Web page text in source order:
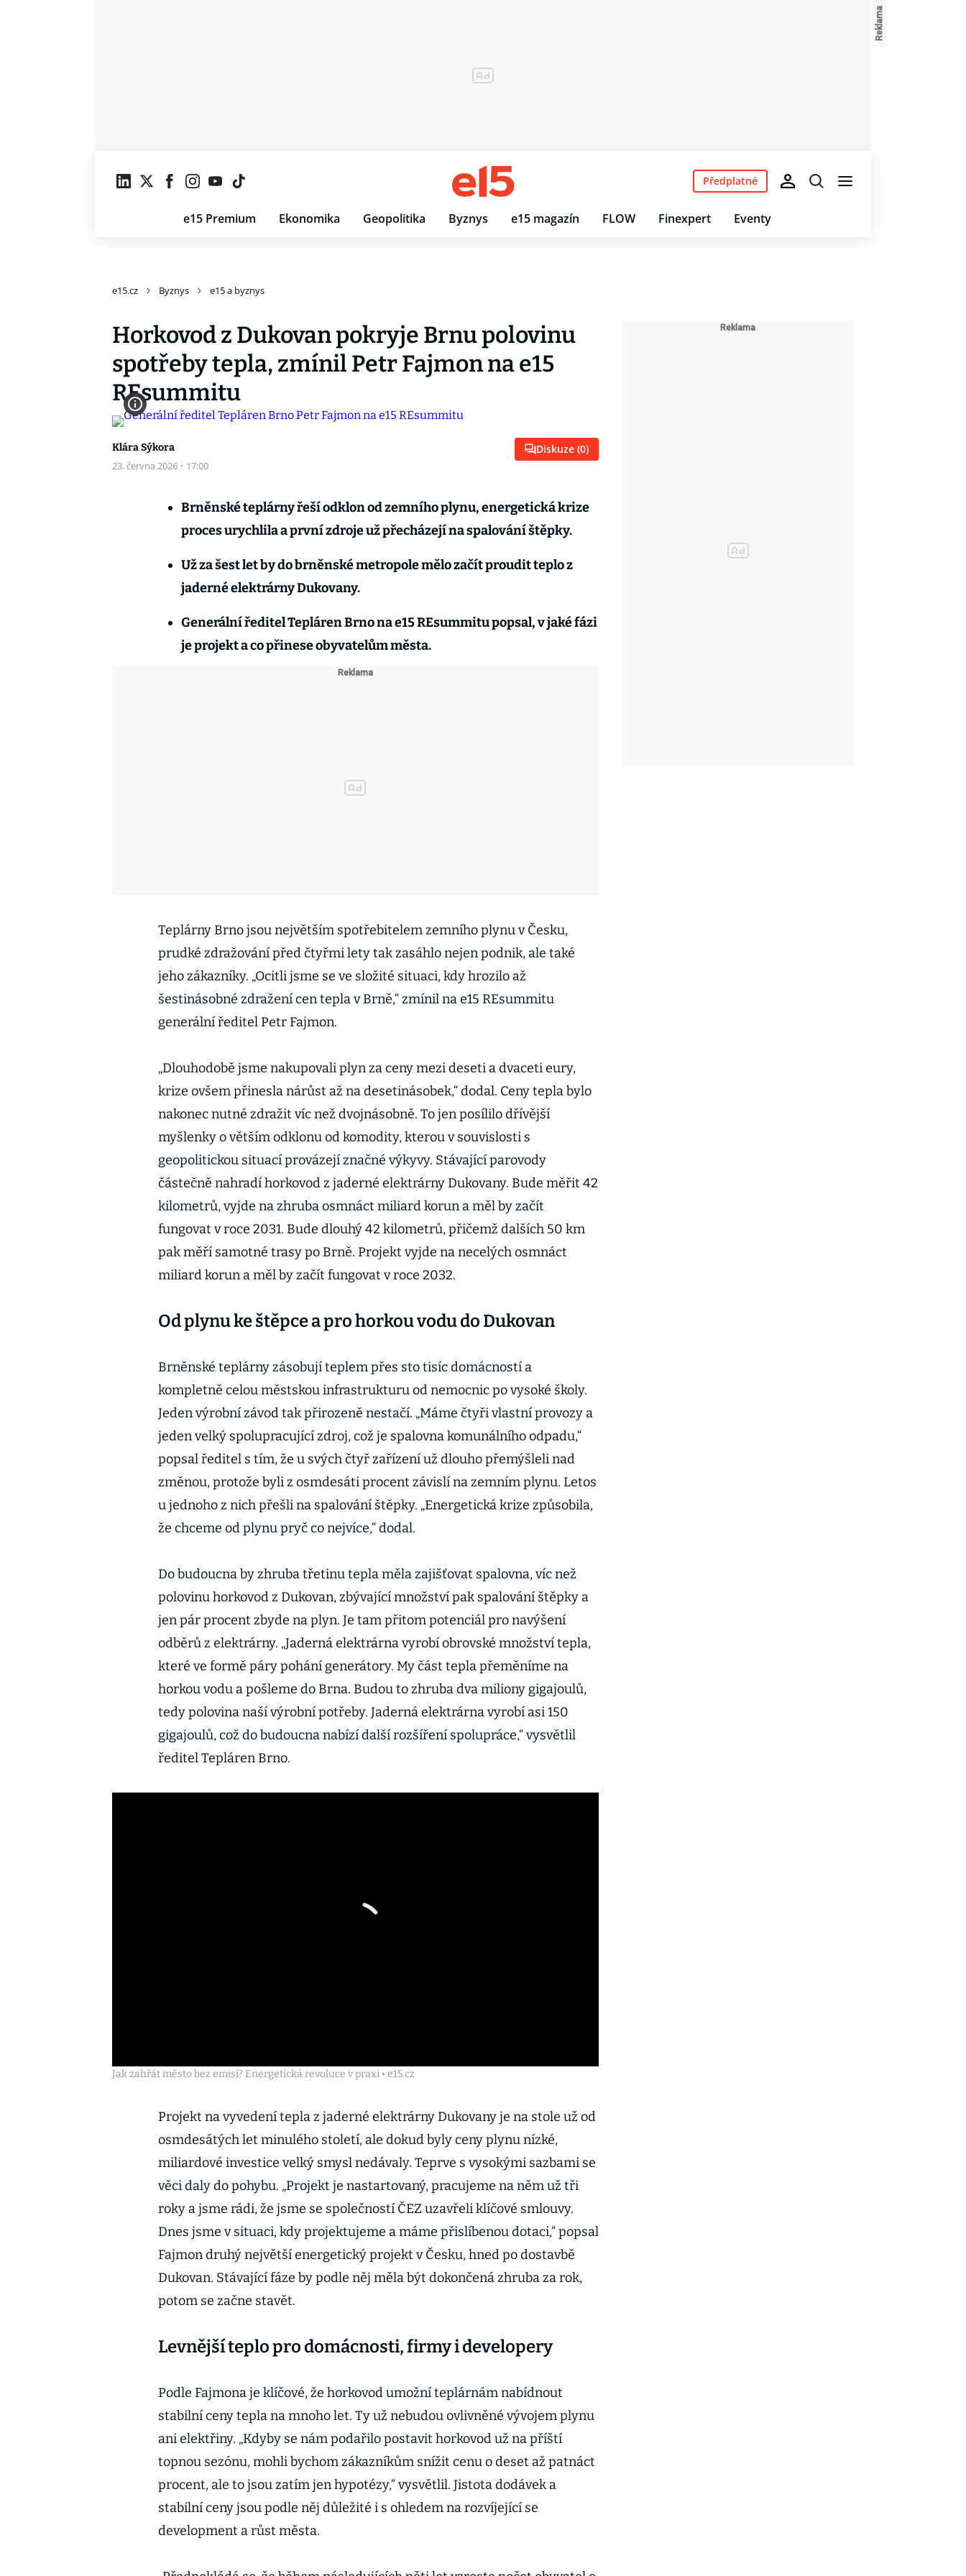
e15 Premium Ekonomika Geopolitika Byznys e15 magazín FLOW Finexpert Eventy
Předplatné
e15.cz Byznys e15 a byznys
Horkovod z Dukovan pokryje Brnu polovinu
spotřeby tepla, zmínil Petr Fajmon na e15
REsummitu
Klára Sýkora
23. června 2026 · 17:00
Diskuze (0)
Brněnské teplárny řeší odklon od zemního plynu, energetická krize
proces urychlila a první zdroje už přecházejí na spalování štěpky.
Už za šest let by do brněnské metropole mělo začít proudit teplo z
jaderné elektrárny Dukovany.
Generální ředitel Tepláren Brno na e15 REsummitu popsal, v jaké fázi
je projekt a co přinese obyvatelům města.
Teplárny Brno jsou největším spotřebitelem zemního plynu v Česku,
prudké zdražování před čtyřmi lety tak zasáhlo nejen podnik, ale také
jeho zákazníky. „Ocitli jsme se ve složité situaci, kdy hrozilo až
šestinásobné zdražení cen tepla v Brně,“ zmínil na e15 REsummitu
generální ředitel Petr Fajmon.
„Dlouhodobě jsme nakupovali plyn za ceny mezi deseti a dvaceti eury,
krize ovšem přinesla nárůst až na desetinásobek,“ dodal. Ceny tepla bylo
nakonec nutné zdražit víc než dvojnásobně. To jen posílilo dřívější
myšlenky o větším odklonu od komodity, kterou v souvislosti s
geopolitickou situací provázejí značné výkyvy. Stávající parovody
částečně nahradí horkovod z jaderné elektrárny Dukovany. Bude měřit 42
kilometrů, vyjde na zhruba osmnáct miliard korun a měl by začít
fungovat v roce 2031. Bude dlouhý 42 kilometrů, přičemž dalších 50 km
pak měří samotné trasy po Brně. Projekt vyjde na necelých osmnáct
miliard korun a měl by začít fungovat v roce 2032.
Od plynu ke štěpce a pro horkou vodu do Dukovan
Brněnské teplárny zásobují teplem přes sto tisíc domácností a
kompletně celou městskou infrastrukturu od nemocnic po vysoké školy.
Jeden výrobní závod tak přirozeně nestačí. „Máme čtyři vlastní provozy a
jeden velký spolupracující zdroj, což je spalovna komunálního odpadu,“
popsal ředitel s tím, že u svých čtyř zařízení už dlouho přemýšleli nad
změnou, protože byli z osmdesáti procent závislí na zemním plynu. Letos
u jednoho z nich přešli na spalování štěpky. „Energetická krize způsobila,
že chceme od plynu pryč co nejvíce,“ dodal.
Do budoucna by zhruba třetinu tepla měla zajišťovat spalovna, víc než
polovinu horkovod z Dukovan, zbývající množství pak spalování štěpky a
jen pár procent zbyde na plyn. Je tam přitom potenciál pro navýšení
odběrů z elektrárny. „Jaderná elektrárna vyrobí obrovské množství tepla,
které ve formě páry pohání generátory. My část tepla přeměníme na
horkou vodu a pošleme do Brna. Budou to zhruba dva miliony gigajoulů,
tedy polovina naší výrobní potřeby. Jaderná elektrárna vyrobí asi 150
gigajoulů, což do budoucna nabízí další rozšíření spolupráce,“ vysvětlil
ředitel Tepláren Brno.
Jak zahřát město bez emisí? Energetická revoluce v praxi • e15.cz
Projekt na vyvedení tepla z jaderné elektrárny Dukovany je na stole už od
osmdesátých let minulého století, ale dokud byly ceny plynu nízké,
miliardové investice velký smysl nedávaly. Teprve s vysokými sazbami se
věci daly do pohybu. „Projekt je nastartovaný, pracujeme na něm už tři
roky a jsme rádi, že jsme se společností ČEZ uzavřeli klíčové smlouvy.
Dnes jsme v situaci, kdy projektujeme a máme přislíbenou dotaci,“ popsal
Fajmon druhý největší energetický projekt v Česku, hned po dostavbě
Dukovan. Stávající fáze by podle něj měla být dokončená zhruba za rok,
potom se začne stavět.
Levnější teplo pro domácnosti, firmy i developery
Podle Fajmona je klíčové, že horkovod umožní teplárnám nabídnout
stabilní ceny tepla na mnoho let. Ty už nebudou ovlivněné vývojem plynu
ani elektřiny. „Kdyby se nám podařilo postavit horkovod už na příští
topnou sezónu, mohli bychom zákazníkům snížit cenu o deset až patnáct
procent, ale to jsou zatím jen hypotézy,“ vysvětlil. Jistota dodávek a
stabilní ceny jsou podle něj důležité i s ohledem na rozvíjející se
development a růst města.